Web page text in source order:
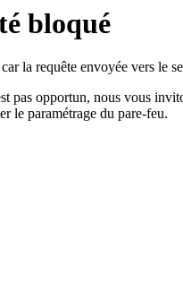
bloqué
la requête envoyée vers le
pas opportun, nous vous
le paramétrage du pare-feu.